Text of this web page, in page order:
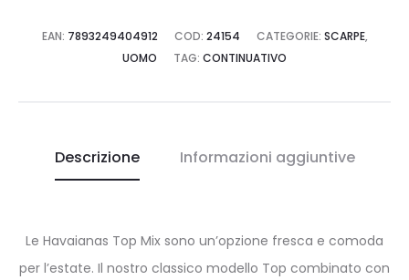
EAN: 7893249404912 COD: 24154 CATEGORIE: SCARPE,
UOMO
TAG: CONTINUATIVO
Descrizione Informazioni aggiuntive
Le Havaianas Top Mix sono un’opzione fresca e comoda
per l’estate. Il nostro classico modello Top combinato con